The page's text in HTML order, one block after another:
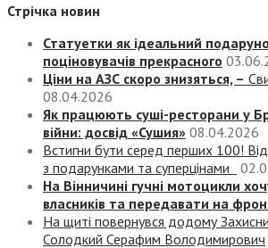
Стрічка новин
Статуетки як ідеальний
поціновувачів прекрасного
Ціни на АЗС скоро знизяться, –
08.04.2026
Як працюють суші-ресторани у
війни: досвід «Сушия» 08.04.2026
Встигни бути серед перших 100!
з подарунками та суперцінами
На Вінничині гучні мотоцикли
власників та передавати на
На щиті повернувся додому
Солодкий Серафим Володимирович